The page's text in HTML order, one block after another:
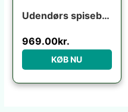
Udendørs spisebordsstol med armlæn havestol Kave Home Yanet ecru H80ÃB54ÃL56 cm
969.00kr.
KØB NU